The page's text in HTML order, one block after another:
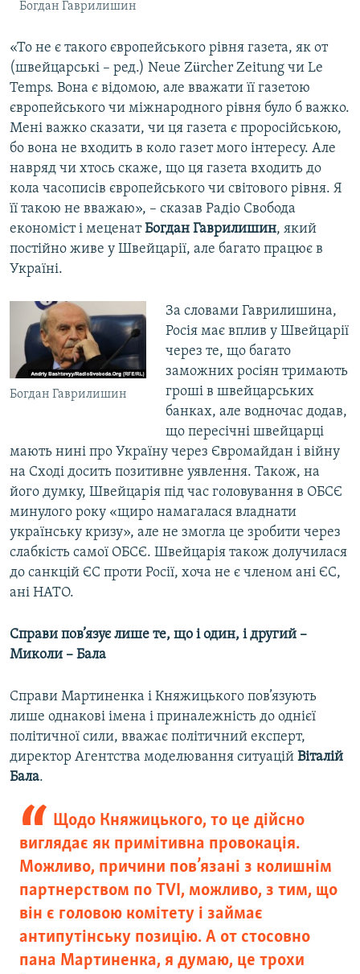
Богдан Гаврилишин
«То не є такого європейського рівня газета, як от
(швейцарські – ред.) Neue Zürcher Zeitung чи Le
Temps. Вона є відомою, але вважати її газетою
європейського чи міжнародного рівня було б важко.
Мені важко сказати, чи ця газета є проросійською,
бо вона не входить в коло газет мого інтересу. Але
навряд чи хтось скаже, що ця газета входить до
кола часописів європейського чи світового рівня. Я
її такою не вважаю», – сказав Радіо Свобода
економіст і меценатБогдан Гаврилишин, який
постійно живе у Швейцарії, але багато працює в
Україні.
Богдан Гаврилишин
За словами Гаврилишина,
Росія має вплив у Швейцарії
через те, що багато
заможних росіян тримають
гроші в швейцарських
банках, але водночас додав,
що пересічні швейцарці
мають нині про Україну через Євромайдан і війну
на Сході досить позитивне уявлення. Також, на
його думку, Швейцарія під час головування в ОБСЄ
минулого року «щиро намагалася владнати
українську кризу», але не змогла це зробити через
слабкість самої ОБСЄ. Швейцарія також долучилася
до санкцій ЄС проти Росії, хоча не є членом ані ЄС,
ані НАТО.
Справи пов’язує лише те, що і один, і другий –
Миколи – Бала
Справи Мартиненка і Княжицького пов’язують
лише однакові імена і приналежність до однієї
політичної сили, вважає політичний експерт,
директор Агентства моделювання ситуацій Віталій
Бала.
Щодо Княжицького, то це дійсно
виглядає як примітивна провокація.
Можливо, причини пов’язані з колишнім
партнерством по TVI, можливо, з тим, що
він є головою комітету і займає
антипутінську позицію. А от стосовно
пана Мартиненка, я думаю, це трохи